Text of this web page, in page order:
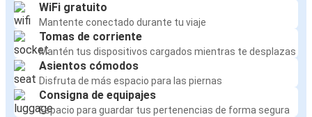
WiFi gratuito
Mantente conectado durante tu viaje
Tomas de corriente
Mantén tus dispositivos cargados mientras te desplazas
Asientos cómodos
Disfruta de más espacio para las piernas
Consigna de equipajes
Espacio para guardar tus pertenencias de forma segura